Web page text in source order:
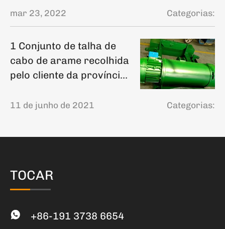
mar 23, 2022 Categorias:
1 Conjunto de talha de
cabo de arame recolhida
pelo cliente da província
11 de junho de 2021 Categorias:
TOCAR
+86-191 3738 6654